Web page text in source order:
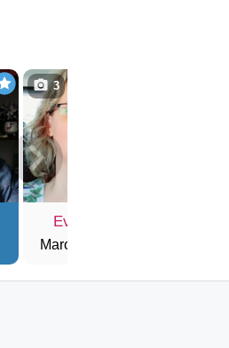
Eva
Marosvásárhely
3